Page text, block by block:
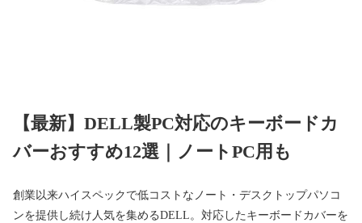
【最新】DELL製PC対応のキーボードカ
バーおすすめ12選｜ノートPC用も
創業以来ハイスペックで低コストなノート・デスクトップパソコ
ンを提供し続け人気を集めるDELL。対応したキーボードカバーを